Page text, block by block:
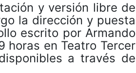
y versión libre de
la dirección y puesta
escrito por Armando
horas en Teatro Tercer
a través de